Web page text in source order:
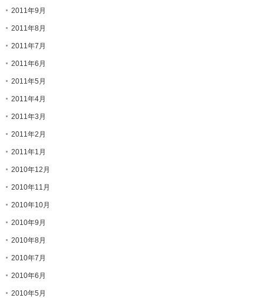
2011年9月
2011年8月
2011年7月
2011年6月
2011年5月
2011年4月
2011年3月
2011年2月
2011年1月
2010年12月
2010年11月
2010年10月
2010年9月
2010年8月
2010年7月
2010年6月
2010年5月